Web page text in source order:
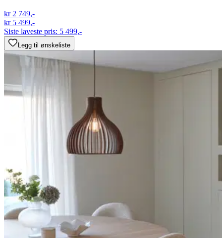
kr 2 749,-
kr 5 499,-
Siste laveste pris: 5 499,-
Legg til ønskeliste